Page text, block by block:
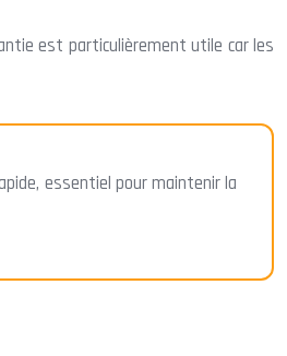
est particulièrement utile car les
essentiel pour maintenir la